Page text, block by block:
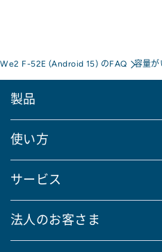
F-52E (Android 15) のFAQ 容量が
製品
使い方
サービス
法人のお客さま